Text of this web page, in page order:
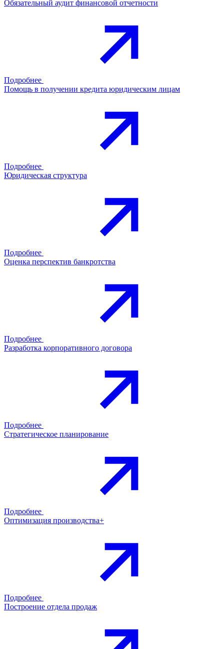
Обязательный аудит финансовой отчетности
Подробнее
Помощь в получении кредита юридическим лицам
Подробнее
Юридическая структура
Подробнее
Оценка перспектив банкротства
Подробнее
Разработка корпоративного договора
Подробнее
Стратегическое планирование
Подробнее
Оптимизация производства+
Подробнее
Построение отдела продаж